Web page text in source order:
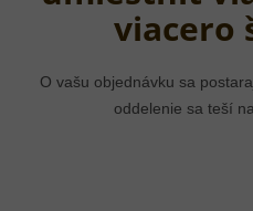
viacero
O vašu objednávku sa
oddelenie sa teší